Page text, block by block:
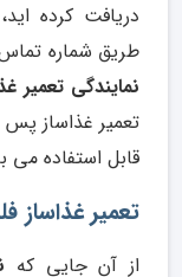
دریافت کرده
طریق شماره
نمایندگی تعمیر
تعمیر غذاساز پس
قابل استفاده می
تعمیر غذاساز
از آن جایی که